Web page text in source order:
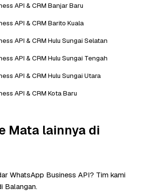
API & CRM Banjar Baru
API & CRM Barito Kuala
API & CRM Hulu Sungai Selatan
API & CRM Hulu Sungai Tengah
API & CRM Hulu Sungai Utara
API & CRM Kota Baru
Mata lainnya di
WhatsApp Business API? Tim kami
Balangan.